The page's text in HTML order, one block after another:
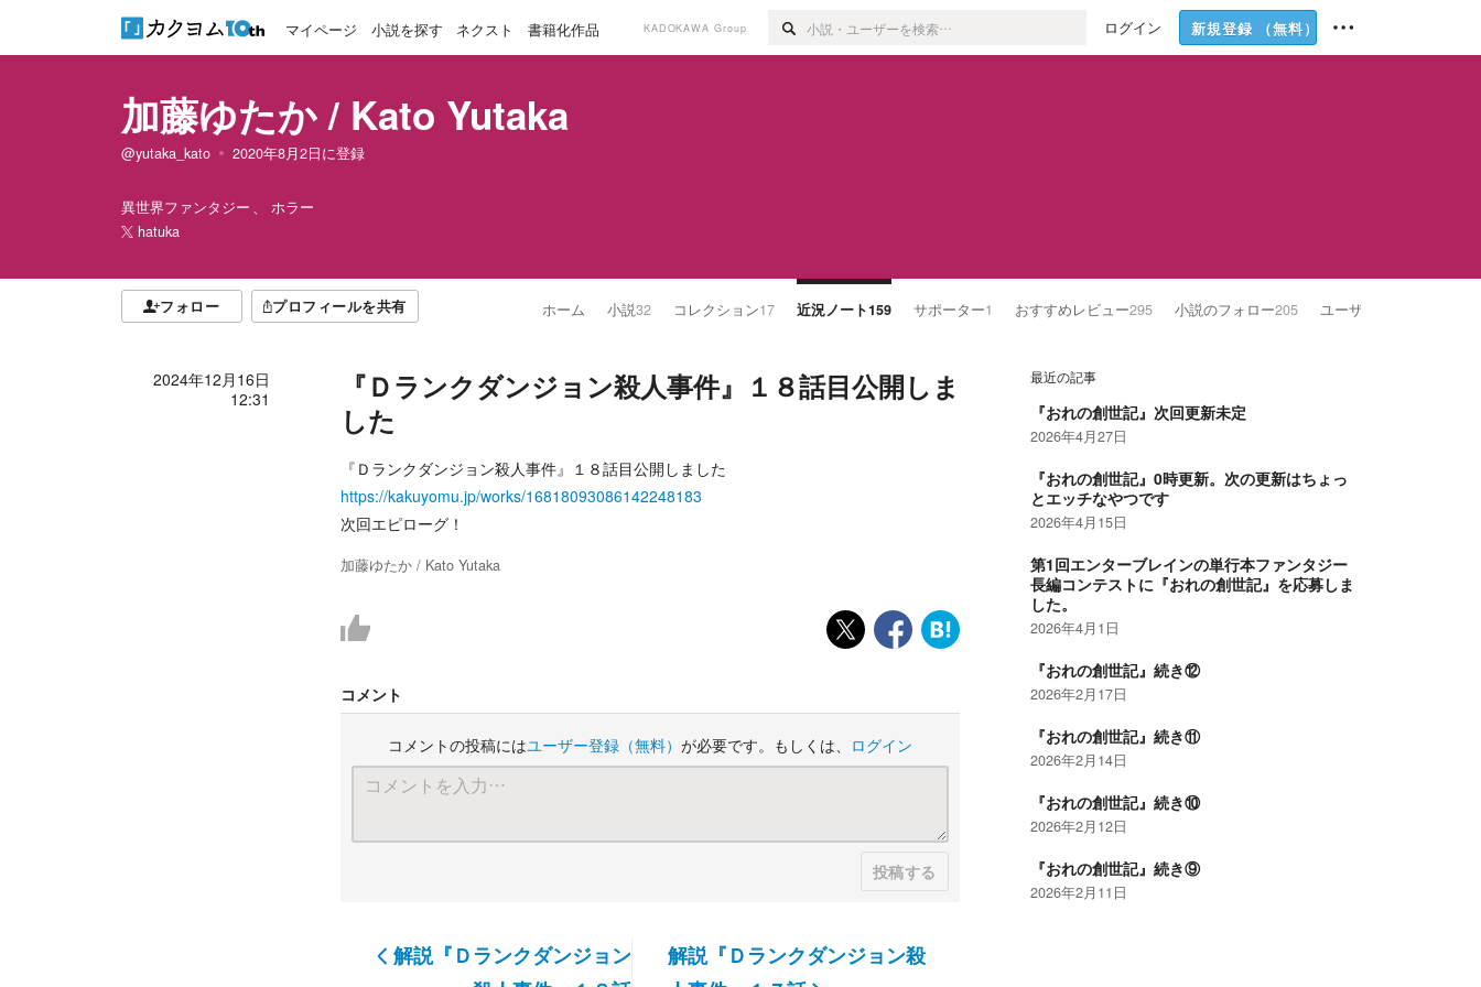
マイページ 小説を探す ネクスト 書籍化作品 KADOKAWA Group ログイン 新規登録 （無料）
加藤ゆたか / Kato Yutaka
@yutaka_kato 2020年8月2日に登録
異世界ファンタジー
ホラー
hatuka
フォロー プロフィールを共有 ホーム 小説32 コレクション17 近況ノート159 サポーター1 おすすめレビュー295 小説のフォロー205 ユーザーのフォロー
2024年12月16日
12:31
『Ｄランクダンジョン殺人事件』１８話目公開しま
した
『Ｄランクダンジョン殺人事件』１８話目公開しました
https://kakuyomu.jp/works/16818093086142248183
次回エピローグ！
加藤ゆたか / Kato Yutaka
コメント
コメントの投稿にはユーザー登録（無料） が必要です。もしくは、 ログイン
投稿する
解説『Ｄランクダンジョン
解説『Ｄランクダンジョン殺
最近の記事
『おれの創世記』次回更新未定
2026年4月27日
『おれの創世記』0時更新。次の更新はちょっ
とエッチなやつです
2026年4月15日
第1回エンターブレインの単行本ファンタジー
長編コンテストに『おれの創世記』を応募しま
した。
2026年4月1日
『おれの創世記』続き⑫
2026年2月17日
『おれの創世記』続き⑪
2026年2月14日
『おれの創世記』続き⑩
2026年2月12日
『おれの創世記』続き⑨
2026年2月11日